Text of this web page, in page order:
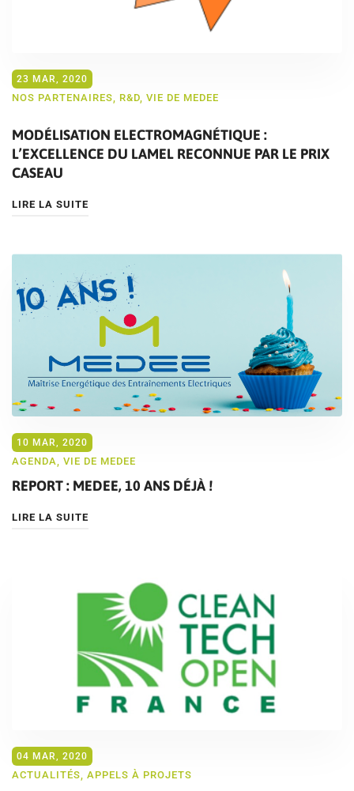
23 MAR, 2020
NOS PARTENAIRES R&D VIE DE MEDEE
MODÉLISATION ELECTROMAGNÉTIQUE :
L’EXCELLENCE DU LAMEL RECONNUE PAR LE PRIX
CASEAU
LIRE LA SUITE
10 MAR, 2020
AGENDA, VIE DE MEDEE
REPORT : MEDEE, 10 ANS DÉJÀ !
LIRE LA SUITE
04 MAR, 2020
ACTUALITÉS APPELS À PROJETS